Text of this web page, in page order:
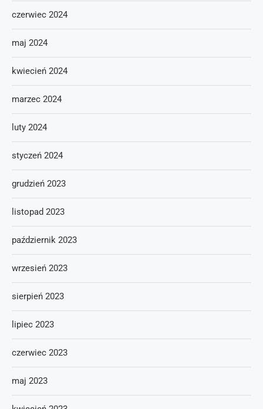
czerwiec 2024
maj 2024
kwiecień 2024
marzec 2024
luty 2024
styczeń 2024
grudzień 2023
listopad 2023
październik 2023
wrzesień 2023
sierpień 2023
lipiec 2023
czerwiec 2023
maj 2023